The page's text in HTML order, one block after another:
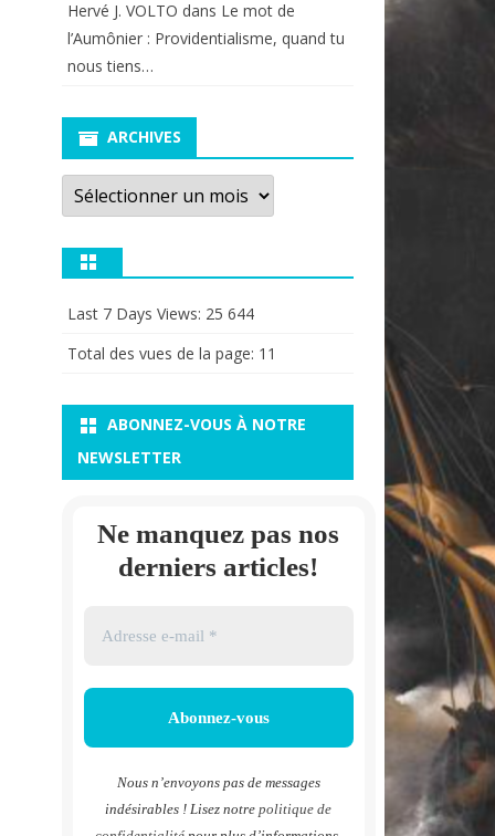
Hervé J. VOLTO dans Le mot de
l’Aumônier : Providentialisme, quand tu
nous tiens…
ARCHIVES
Archives
Last 7 Days Views: 25 644
Total des vues de la page: 11
ABONNEZ-VOUS À NOTRE
NEWSLETTER
Ne manquez pas nos
derniers articles!
Nous n’envoyons pas de messages
indésirables ! Lisez notrepolitique de